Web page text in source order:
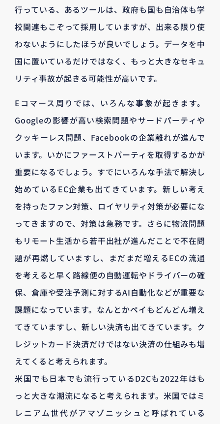
行っている、あるツールは、政府も国も自治体も学
校関連もこぞって採用していますが、出来る限り使
わないようにしたほうが良いでしょう。データを中
国に置いているだけではなく、もっと大きなセキュ
リティ事故が起きる可能性が高いです。
Eコマース周りでは、いろんな事象が起きます。
Googleの影響が高い検索問題やサードパーティや
クッキーレス問題、Facebookの企業離れが進んで
います。いかにファーストパーティを取得するかが
重要になるでしょう。すでにいろんな手法で解決し
始めているEC企業も出てきています。新しい考え
を持ったファン対策、ロイヤリティ対策が必要にな
ってきますので、対策は急務です。さらに物流問題
もリモート生活から若干出社が進んだことで不在問
題が再燃していますし、まだまだ増えるECの流通
を考えると早く路線便の自動運転やドライバーの確
保、倉庫や受注予測に対するAI自動化などが重要な
課題になっています。なんとかペイもどんどん増え
てきていますし、新しい決済も出てきています。ク
レジットカード決済だけではない決済の仕組みも増
えてくると考えられます。
米国でも日本でも流行っているD2Cも2022年はも
っと大きな潮流になると考えられます。米国ではミ
レニアム世代がアマゾニッシュと呼ばれている